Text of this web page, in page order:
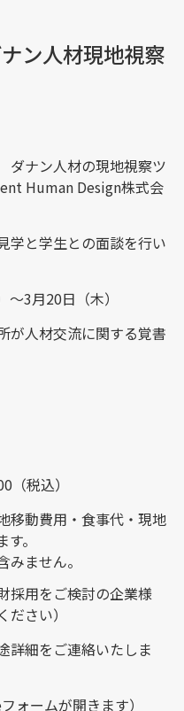
ン人材現地視察
ナン人材の現地視察ツ
Human Design株式会
学と学生との面談を行い
3月20日（木）
が人材交流に関する覚書
税込）
移動費用・食事代・現地
。
ません。
採用をご検討の企業様
ださい）
詳細をご連絡いたしま
ォームが開きます）